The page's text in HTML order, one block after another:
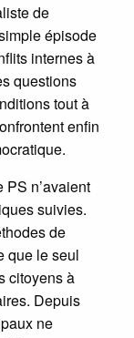
de
épisode
internes à
questions
tout à
enfin
n’avaient
suivies.
de
que le seul
citoyens à
Depuis
ne